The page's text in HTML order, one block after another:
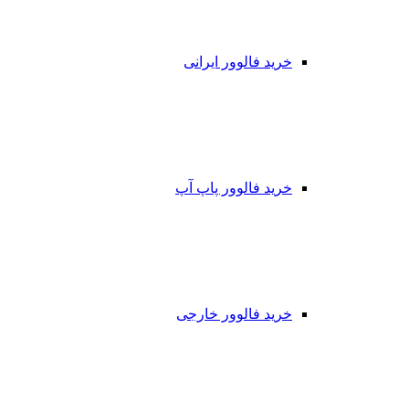
خرید فالوور ایرانی
خرید فالوور پاپ آپ
خرید فالوور خارجی